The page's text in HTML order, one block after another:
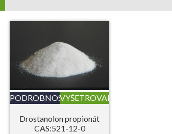
PODROBNOSTIVYŠETROVANIE
Drostanolon propionát
CAS:521-12-0